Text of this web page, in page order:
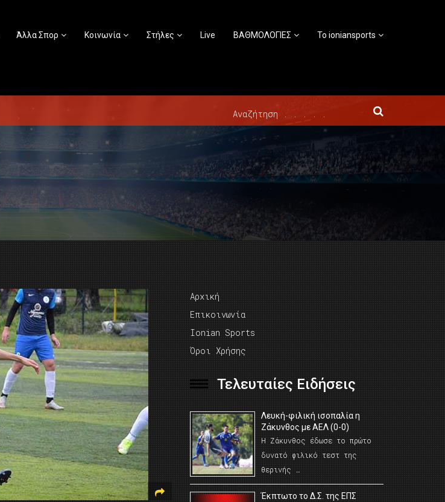
Άλλα Σπορ Κοινωνία Στήλες Live ΒΑΘΜΟΛΟΓΙΕΣ Το ioniansports
Αρχική
Επικοινωνία
Ionian Sports
Όροι Χρήσης
Τελευταίες Ειδήσεις
Λευκή-φιλική ισοπαλία η
Ζάκυνθος με ΑΕΛ (0-0)
Η Ζάκυνθος έδωσε το πρώτο
δυνατό φιλικό τεστ της
θερινής …
Έκπτωτο το Δ.Σ. της ΕΠΣ